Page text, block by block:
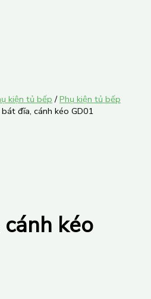
kiện tủ bếp /Phụ kiện tủ bếp
bát đĩa, cánh kéo GD01
kéo